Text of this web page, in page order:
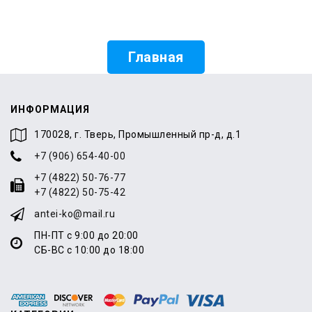
Главная
ИНФОРМАЦИЯ
170028, г. Тверь, Промышленный пр-д, д.1
+7 (906) 654-40-00
+7 (4822) 50-76-77
+7 (4822) 50-75-42
antei-ko@mail.ru
ПН-ПТ с 9:00 до 20:00
СБ-ВС с 10:00 до 18:00